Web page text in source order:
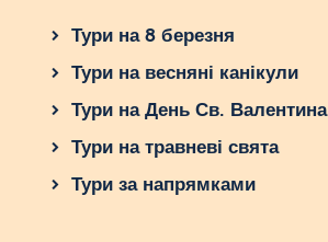
Тури на 8 березня
Тури на весняні канікули
Тури на День Св. Валентина
Тури на травневі свята
Тури за напрямками